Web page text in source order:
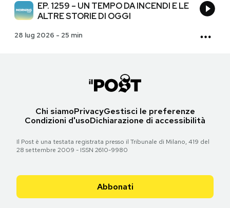
EP. 1259 – UN TEMPO DA INCENDI E LE
ALTRE STORIE DI OGGI
28 lug 2026 - 25 min
Chi siamoPrivacyGestisci le preferenze
Condizioni d'usoDichiarazione di accessibilità
Il Post è una testata registrata presso il Tribunale di Milano, 419 del
28 settembre 2009 - ISSN 2610-9980
Abbonati